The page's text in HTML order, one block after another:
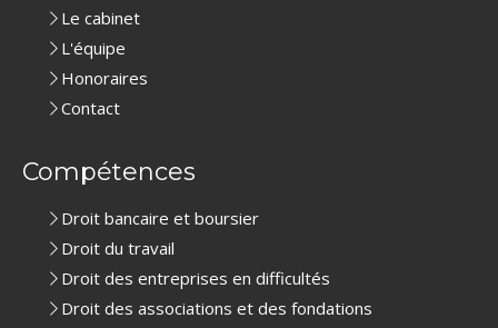
Le cabinet
L'équipe
Honoraires
Contact
Compétences
Droit bancaire et boursier
Droit du travail
Droit des entreprises en difficultés
Droit des associations et des fondations